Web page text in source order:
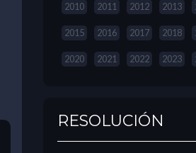
2010 2011 2012 2013
2015 2016 2017 2018
2020 2021 2022 2023
RESOLUCIÓN